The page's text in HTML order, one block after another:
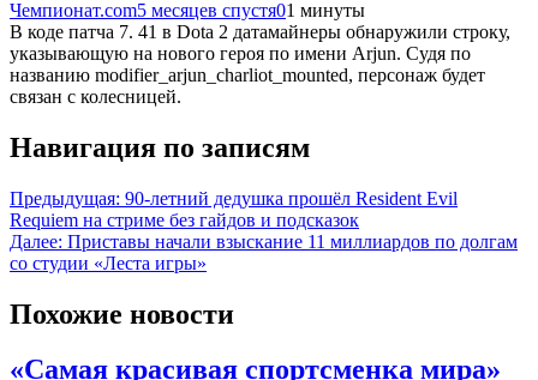
Чемпионат.com5 месяцев спустя01 минуты
В коде патча 7. 41 в Dota 2 датамайнеры обнаружили строку,
указывающую на нового героя по имени Arjun. Судя по
названию modifier_arjun_charliot_mounted, персонаж будет
связан с колесницей.
Навигация по записям
Предыдущая: 90-летний дедушка прошёл Resident Evil
Requiem на стриме без гайдов и подсказок
Далее: Приставы начали взыскание 11 миллиардов по долгам
со студии «Леста игры»
Похожие новости
«Самая красивая спортсменка мира»